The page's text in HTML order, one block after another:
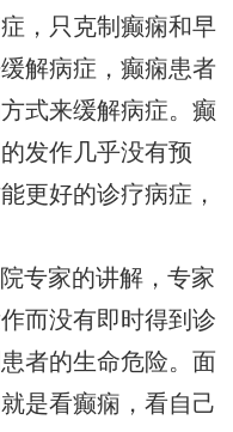
，只克制癫痫和早
解病症，癫痫患者
式来缓解病症。癫
发作几乎没有预
更好的诊疗病症，
专家的讲解，专家
而没有即时得到诊
者的生命危险。面
是看癫痫，看自己